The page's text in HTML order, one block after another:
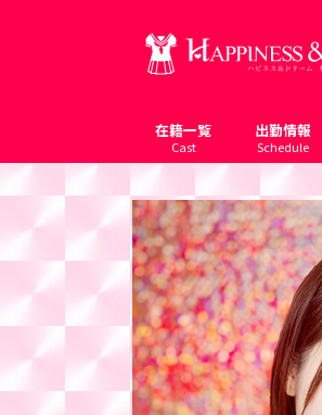
在籍一覧
Cast
出勤情報
Schedule